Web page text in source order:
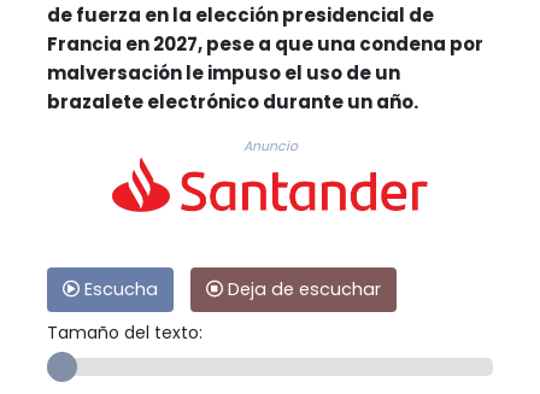
de fuerza en la elección presidencial de
Francia en 2027, pese a que una condena por
malversación le impuso el uso de un
brazalete electrónico durante un año.
Anuncio
Escucha
Deja de escuchar
Tamaño del texto: